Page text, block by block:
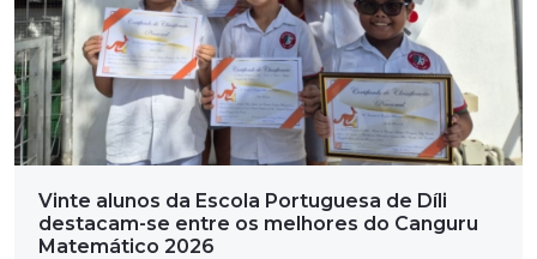
Vinte alunos da Escola Portuguesa de Díli
destacam-se entre os melhores do Canguru
Matemático 2026